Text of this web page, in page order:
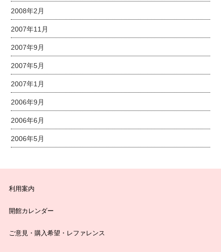
2008年2月
2007年11月
2007年9月
2007年5月
2007年1月
2006年9月
2006年6月
2006年5月
利用案内
開館カレンダー
ご意見・購入希望・レファレンス